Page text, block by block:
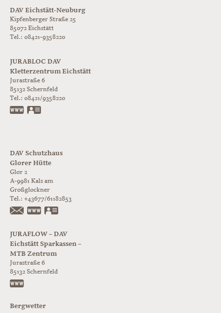
DAV Eichstätt-Neuburg
Kipfenberger Straße 25
85072 Eichstätt
Tel.: 08421-9358220
JURABLOC DAV
Kletterzentrum Eichstätt
Jurastraße 6
85132 Schernfeld
Tel.: 08421/9358220
www.jurabloc.de
DAV Schutzhaus
Glorer Hütte
Glor 2
A-9981 Kals am
Großglockner
Tel.: +43677/61182853
https://www.glorer-huette.at/
JURAFLOW – DAV
Eichstätt Sparkassen –
MTB Zentrum
Jurastraße 6
85132 Schernfeld
Bergwetter